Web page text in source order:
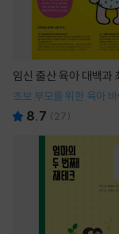
임신 출산 육아 대백과
초보 부모를 위한 육아
8.7 ( 27)